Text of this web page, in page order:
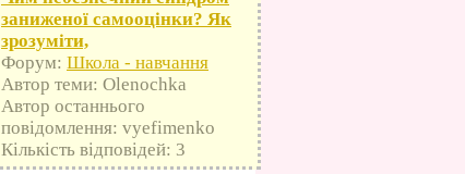
заниженої самооцінки? Як
зрозуміти,
Форум: Школа - навчання
Автор теми: Olenochka
Автор останнього
повідомлення: vyefimenko
Кількість відповідей: 3